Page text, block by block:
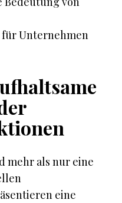
Unternehmen
mehr als nur eine
eine